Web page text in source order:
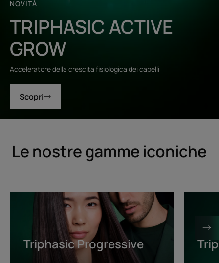
NOVITÀ
TRIPHASIC ACTIVE
GROW
Acceleratore della crescita fisiologica dei capelli
Scopri
Le nostre gamme iconiche
Triphasic Progressive